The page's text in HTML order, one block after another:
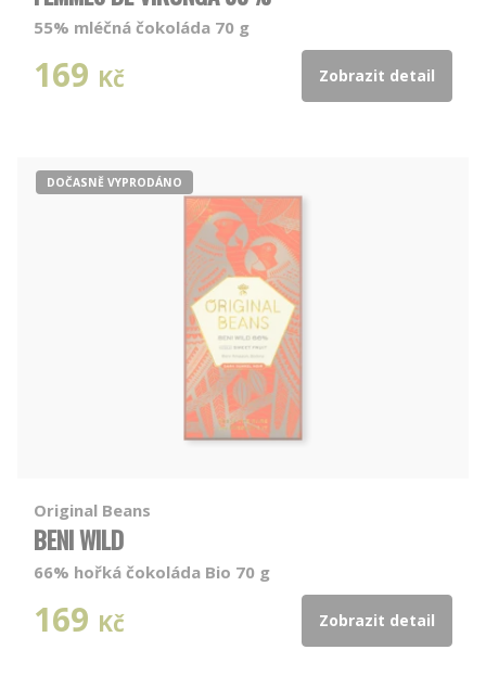
55% mléčná čokoláda 70 g
169 Kč Zobrazit detail
DOČASNĚ VYPRODÁNO
Original Beans
BENI WILD
66% hořká čokoláda Bio 70 g
169 Kč Zobrazit detail